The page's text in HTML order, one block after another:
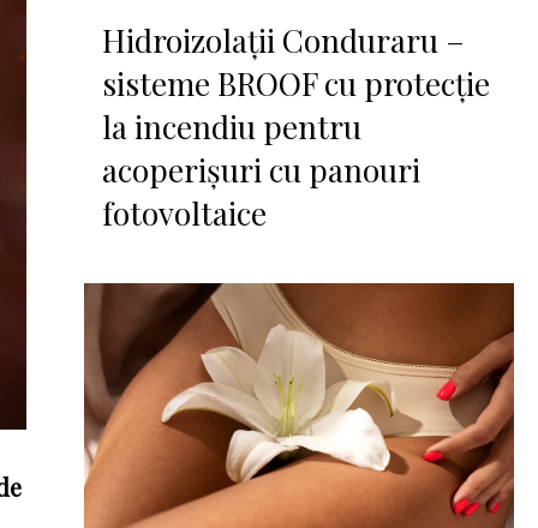
Hidroizolații Conduraru –
sisteme BROOF cu protecție
la incendiu pentru
acoperișuri cu panouri
fotovoltaice